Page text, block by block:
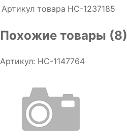
Артикул товара НС-1237185
Похожие товары (8)
Артикул: НС-1147764